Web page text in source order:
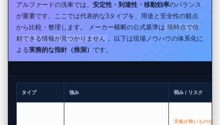
アルファードの洗車では、 安定性・到達性・移動効率のバランス
が重要です。ここでは代表的な3タイプを、用途と安全性の観点
から比較・整理します。 メーカー横断の公式基準は 現時点で信
頼できる情報が見つかりません 。以下は現場ノウハウの体系化に
よる実務的な指針（推測） です。
タイプ 強み 弱み / リスク
天板が狭いものが多